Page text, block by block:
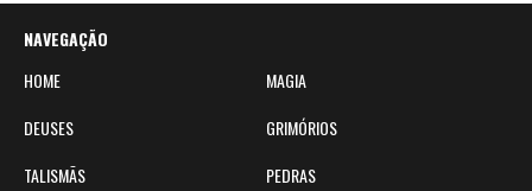
NAVEGAÇÃO
HOME
MAGIA
DEUSES
GRIMÓRIOS
TALISMÃS
PEDRAS